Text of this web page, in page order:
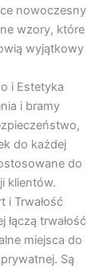
nowoczesny
wzory, które
wyjątkowy
i Estetyka
i bramy
do każdej
do
klientów.
i Trwałość
trwałość
miejsca do
Są